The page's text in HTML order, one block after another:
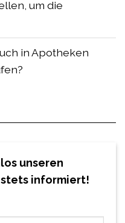
um die
in Apotheken
unseren
informiert!